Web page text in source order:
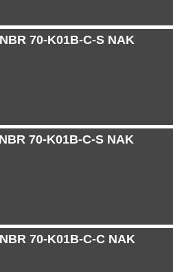
70-K01B-C-S NAK
70-K01B-C-S NAK
70-K01B-C-C NAK